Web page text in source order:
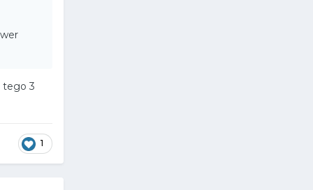
tego 3
1